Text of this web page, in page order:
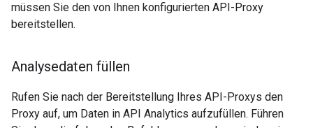
müssen Sie den von Ihnen konfigurierten API-Proxy
bereitstellen.
Analysedaten füllen
Rufen Sie nach der Bereitstellung Ihres API-Proxys den
Proxy auf, um Daten in API Analytics aufzufüllen. Führen